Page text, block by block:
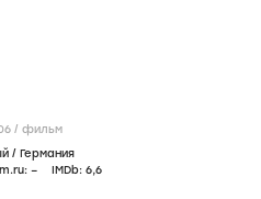
/ фильм
/ Германия
– IMDb: 6,6